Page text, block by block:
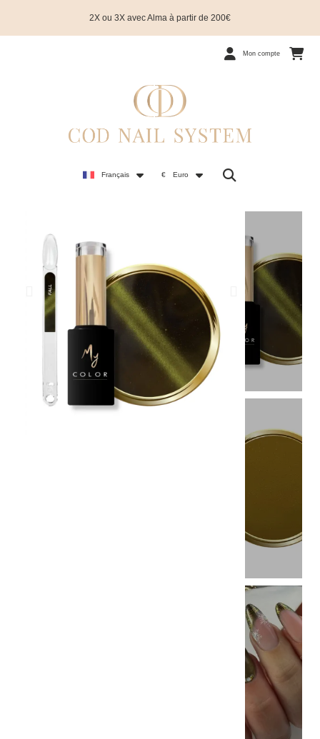
2X ou 3X avec Alma à partir de 200€
Mon compte
Français € Euro